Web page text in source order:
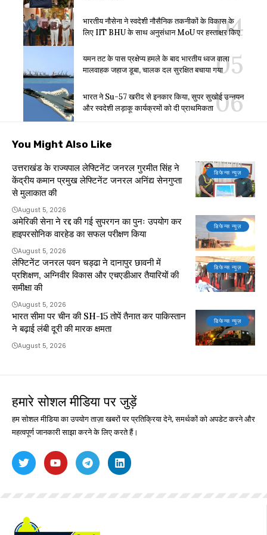
भारतीय नौसेना ने स्वदेशी नौसैनिक तकनीकों के विकास के
लिए IIT BHU के साथ अनुसंधान MoU पर हस्ताक्षर किए
यमन तट के पास प्रक्षेप्य हमले के बाद भारतीय ध्वज वाला
मालवाहक जहाज डूबा, चालक दल सुरक्षित बचाया गया
भारत ने Su-57 खरीद से इनकार किया, सुपर सुखोई उन्नयन
और स्वदेशी लड़ाकू कार्यक्रमों को दी प्राथमिकता
You Might Also Like
डिफेन्स न्यूज़
उत्तराखंड के राज्यपाल लेफ्टिनेंट जनरल गुरमीत सिंह ने
केंद्रीय कमान प्रमुख लेफ्टिनेंट जनरल अनिंद्य सेनगुप्ता
से मुलाकात की
August 5, 2026
डिफेन्स न्यूज़
अमेरिकी सेना ने रद्द की गई सुपरगन का पुनः उपयोग कर
हाइपरसोनिक वारहेड का सफल परीक्षण किया
August 5, 2026
डिफेन्स न्यूज़
लेफ्टिनेंट जनरल पवन चड्ढा ने दानापुर छावनी में
प्रशिक्षण, अग्निवीर विकास और एचएडीआर तैयारियों की
समीक्षा की
August 5, 2026
डिफेन्स न्यूज़
भारत सीमा पर चीन की SH-15 तोपें तैनात कर पाकिस्तान
ने बढ़ाई लंबी दूरी की मारक क्षमता
August 5, 2026
हमारे सोशल मीडिया पर जुड़ें
हम सोशल मीडिया का उपयोग ताज़ा खबरों पर प्रतिक्रिया देने, समर्थकों को अपडेट करने और
महत्वपूर्ण जानकारी साझा करने के लिए करते हैं।